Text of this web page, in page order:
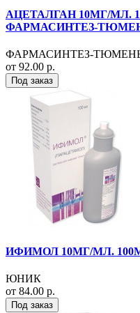
АЦЕТАЛГАН 10МГ/МЛ.
ФАРМАСИНТЕЗ-
ФАРМАСИНТЕЗ-
от 92.00 р.
Под заказ
ИФИМОЛ 10МГ/МЛ.
ЮНИК
от 84.00 р.
Под заказ